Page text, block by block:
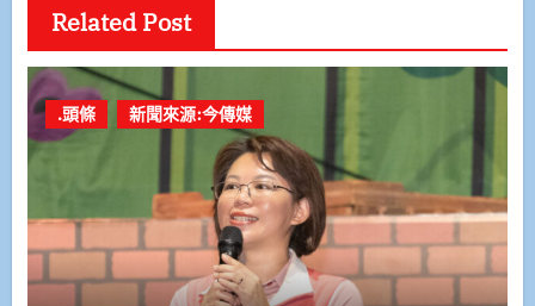
Related Post
.頭條 新聞來源:今傳媒